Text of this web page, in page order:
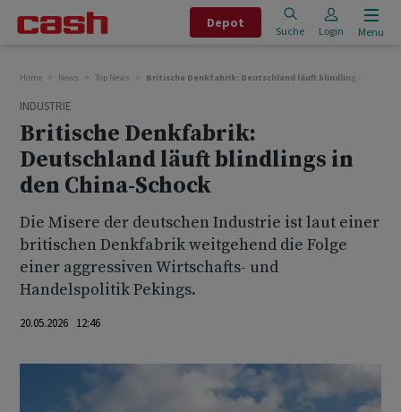
Depot
Suche Login Menu
Home News Top News Britische Denkfabrik: Deutschland läuft blindlings in den
INDUSTRIE
Britische Denkfabrik:
Deutschland läuft blindlings in
den China-Schock
Die Misere der deutschen Industrie ist laut einer
britischen Denkfabrik weitgehend die Folge
einer aggressiven Wirtschafts- und
Handelspolitik Pekings.
20.05.2026 12:46